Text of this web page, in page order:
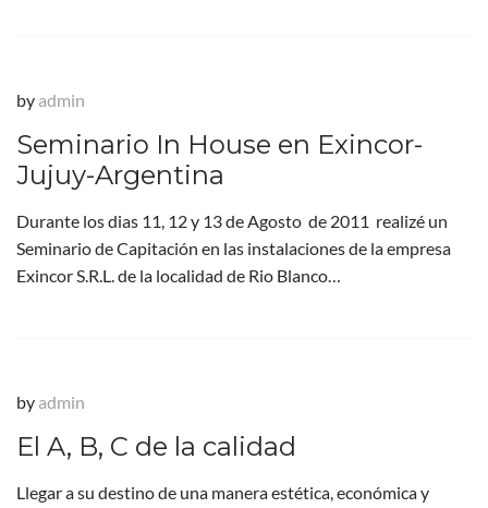
by admin
Seminario In House en Exincor-
Jujuy-Argentina
Durante los dias 11, 12 y 13 de Agosto de 2011 realizé un
Seminario de Capitación en las instalaciones de la empresa
Exincor S.R.L. de la localidad de Rio Blanco…
by admin
El A, B, C de la calidad
Llegar a su destino de una manera estética, económica y